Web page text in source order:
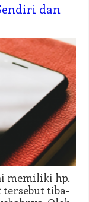
dan
memiliki hp.
tersebut tiba-